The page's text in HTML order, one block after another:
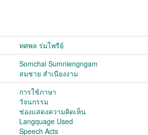
ทศพล ร่มโพรีย์
Somchai Sumniengngam
สมชาย สำเนียงงาม
การใช้ภาษา
วัจนกรรม
ช่องแสดงความคิดเห็น
Langquage Used
Speech Acts